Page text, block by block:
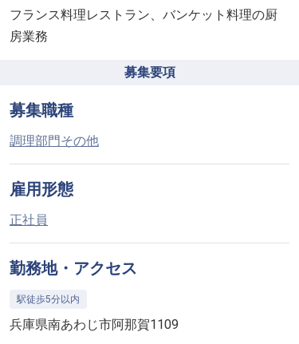
フランス料理レストラン、バンケット料理の厨
房業務
募集要項
募集職種
調理部門その他
雇用形態
正社員
勤務地・アクセス
駅徒歩5分以内
兵庫県南あわじ市阿那賀1109